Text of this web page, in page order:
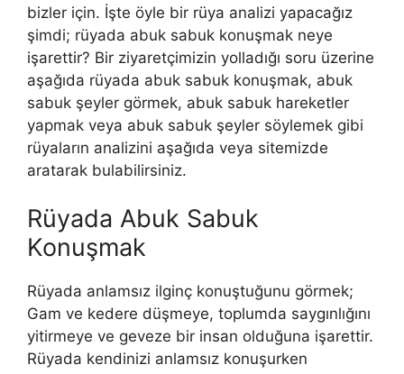
bizler için. İşte öyle bir rüya analizi yapacağız
şimdi; rüyada abuk sabuk konuşmak neye
işarettir? Bir ziyaretçimizin yolladığı soru üzerine
aşağıda rüyada abuk sabuk konuşmak, abuk
sabuk şeyler görmek, abuk sabuk hareketler
yapmak veya abuk sabuk şeyler söylemek gibi
rüyaların analizini aşağıda veya sitemizde
aratarak bulabilirsiniz.
Rüyada Abuk Sabuk
Konuşmak
Rüyada anlamsız ilginç konuştuğunu görmek;
Gam ve kedere düşmeye, toplumda saygınlığını
yitirmeye ve geveze bir insan olduğuna işarettir.
Rüyada kendinizi anlamsız konuşurken